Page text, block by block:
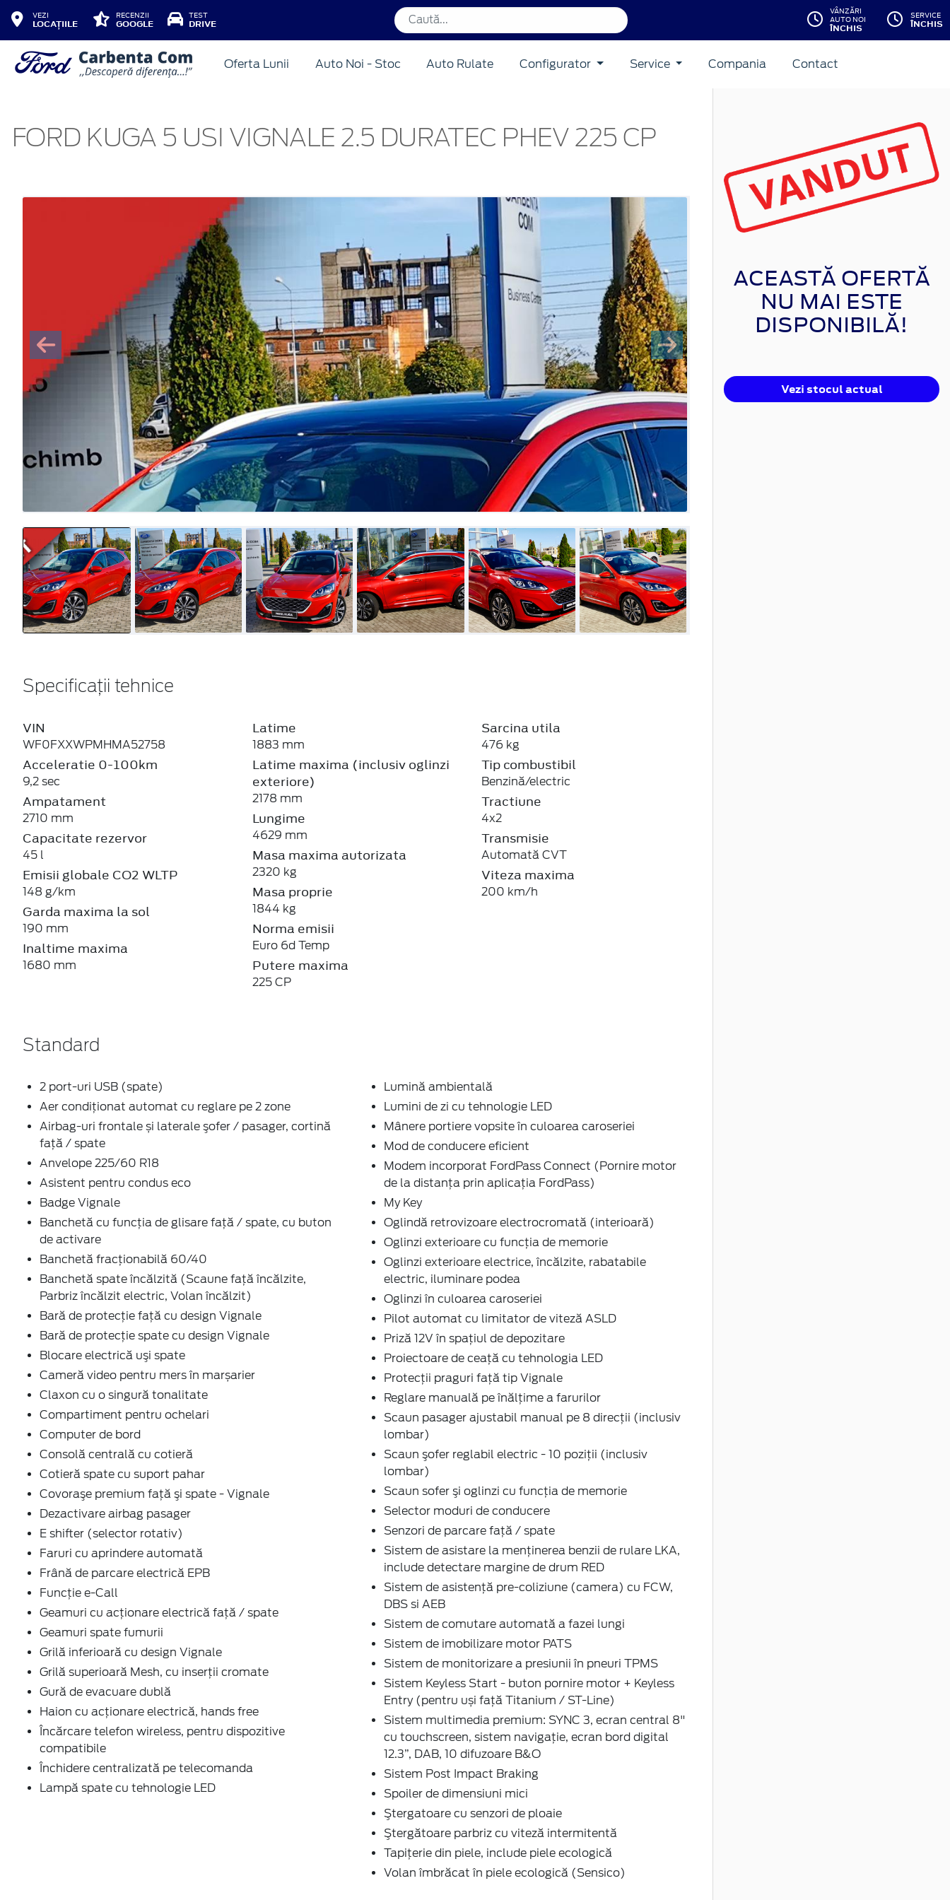
VEZI
LOCAȚIILE
RECENZII
GOOGLE
TEST
DRIVE
VÂNZĂRI
AUTO NOI
ÎNCHIS
SERVICE
ÎNCHIS
Oferta Lunii Auto Noi - Stoc Auto Rulate Configurator Service Compania Contact
FORD KUGA 5 USI VIGNALE 2.5 DURATEC PHEV 225 CP
Specificații tehnice
VIN
WF0FXXWPMHMA52758
Acceleratie 0-100km
9,2 sec
Ampatament
2710 mm
Capacitate rezervor
45 l
Emisii globale CO2 WLTP
148 g/km
Garda maxima la sol
190 mm
Inaltime maxima
1680 mm
Latime
1883 mm
Latime maxima (inclusiv oglinzi
exteriore)
2178 mm
Lungime
4629 mm
Masa maxima autorizata
2320 kg
Masa proprie
1844 kg
Norma emisii
Euro 6d Temp
Putere maxima
225 CP
Sarcina utila
476 kg
Tip combustibil
Benzină/electric
Tractiune
4x2
Transmisie
Automată CVT
Viteza maxima
200 km/h
Standard
2 port-uri USB (spate)
Aer condiţionat automat cu reglare pe 2 zone
Airbag-uri frontale și laterale şofer / pasager, cortină
faţă / spate
Anvelope 225/60 R18
Asistent pentru condus eco
Badge Vignale
Banchetă cu funcţia de glisare faţă / spate, cu buton
de activare
Banchetă fracționabilă 60/40
Banchetă spate încălzită (Scaune faţă încălzite,
Parbriz încălzit electric, Volan încălzit)
Bară de protecţie faţă cu design Vignale
Bară de protecţie spate cu design Vignale
Blocare electrică uşi spate
Cameră video pentru mers în marșarier
Claxon cu o singură tonalitate
Compartiment pentru ochelari
Computer de bord
Consolă centrală cu cotieră
Cotieră spate cu suport pahar
Covoraşe premium faţă şi spate - Vignale
Dezactivare airbag pasager
E shifter (selector rotativ)
Faruri cu aprindere automată
Frână de parcare electrică EPB
Funcție e-Call
Geamuri cu acţionare electrică faţă / spate
Geamuri spate fumurii
Grilă inferioară cu design Vignale
Grilă superioară Mesh, cu inserţii cromate
Gură de evacuare dublă
Haion cu acţionare electrică, hands free
Încărcare telefon wireless, pentru dispozitive
compatibile
Închidere centralizată pe telecomanda
Lampă spate cu tehnologie LED
Lumină ambientală
Lumini de zi cu tehnologie LED
Mânere portiere vopsite în culoarea caroseriei
Mod de conducere eficient
Modem incorporat FordPass Connect (Pornire motor
de la distanța prin aplicația FordPass)
My Key
Oglindă retrovizoare electrocromată (interioară)
Oglinzi exterioare cu funcţia de memorie
Oglinzi exterioare electrice, încălzite, rabatabile
electric, iluminare podea
Oglinzi în culoarea caroseriei
Pilot automat cu limitator de viteză ASLD
Priză 12V în spaţiul de depozitare
Proiectoare de ceaţă cu tehnologia LED
Protecţii praguri faţă tip Vignale
Reglare manuală pe înălţime a farurilor
Scaun pasager ajustabil manual pe 8 direcţii (inclusiv
lombar)
Scaun şofer reglabil electric - 10 poziții (inclusiv
lombar)
Scaun sofer şi oglinzi cu funcţia de memorie
Selector moduri de conducere
Senzori de parcare faţă / spate
Sistem de asistare la menținerea benzii de rulare LKA,
include detectare margine de drum RED
Sistem de asistenţă pre-coliziune (camera) cu FCW,
DBS si AEB
Sistem de comutare automată a fazei lungi
Sistem de imobilizare motor PATS
Sistem de monitorizare a presiunii în pneuri TPMS
Sistem Keyless Start - buton pornire motor + Keyless
Entry (pentru uși față Titanium / ST-Line)
Sistem multimedia premium: SYNC 3, ecran central 8"
cu touchscreen, sistem navigaţie, ecran bord digital
12.3”, DAB, 10 difuzoare B&O
Sistem Post Impact Braking
Spoiler de dimensiuni mici
Ştergatoare cu senzori de ploaie
Ştergătoare parbriz cu viteză intermitentă
Tapiţerie din piele, include piele ecologică
Volan îmbrăcat în piele ecologică (Sensico)
ACEASTĂ OFERTĂ
NU MAI ESTE
DISPONIBILĂ!
Vezi stocul actual